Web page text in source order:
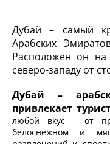
Дубай – самый
Арабских
Расположен он на
северо-западу от
Дубай –
привлекает
любой вкус – от
белоснежном и